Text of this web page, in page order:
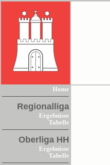
Home
Regionalliga
Ergebnisse
Tabelle
Oberliga HH
Ergebnisse
Tabelle